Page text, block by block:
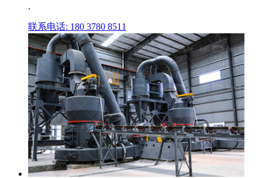
.
联系电话: 180 3780 8511